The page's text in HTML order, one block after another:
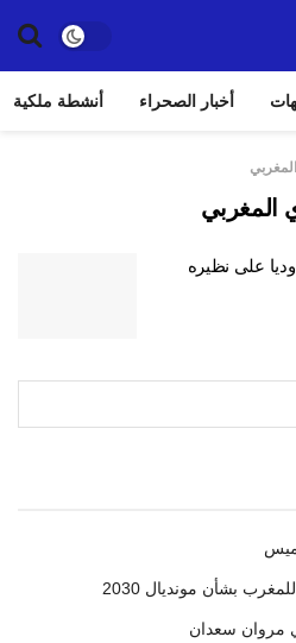
أخبار الصحراء أنشطة ملكية
المغربي
على نظيره
بشأن مونديال 2030
مروان سعدان